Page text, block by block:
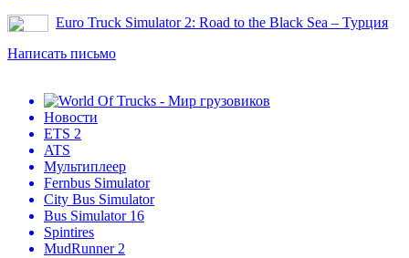
Euro Truck Simulator 2: Road to the Black Sea – Турция
Написать письмо
Новости
ETS 2
ATS
Мультиплеер
Fernbus Simulator
City Bus Simulator
Bus Simulator 16
Spintires
MudRunner 2